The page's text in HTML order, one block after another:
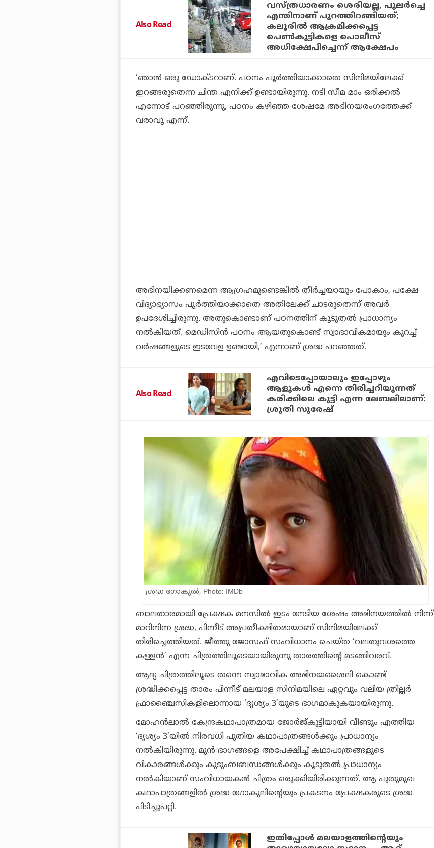
Also Read
വസ്ത്രധാരണം ശെരിയല്ല, പുലര്‍ച്ചെ
എന്തിനാണ് പുറത്തിറങ്ങിയത്;
കലൂരില്‍ ആക്രമിക്കപ്പെട്ട
പെണ്‍കുട്ടികളെ പൊലീസ്
അധിക്ഷേപിച്ചെന്ന് ആക്ഷേപം
‘ഞാൻ ഒരു ഡോക്ടറാണ്. പഠനം പൂർത്തിയാക്കാതെ സിനിമയിലേക്ക്
ഇറങ്ങരുതെന്ന ചിന്ത എനിക്ക് ഉണ്ടായിരുന്നു. നടി സീമ മാം ഒരിക്കൽ
എന്നോട് പറഞ്ഞിരുന്നു, പഠനം കഴിഞ്ഞ ശേഷമേ അഭിനയരംഗത്തേക്ക്
വരാവൂ എന്ന്.
അഭിനയിക്കണമെന്ന ആഗ്രഹമുണ്ടെങ്കിൽ തീർച്ചയായും പോകാം, പക്ഷേ
വിദ്യാഭ്യാസം പൂർത്തിയാക്കാതെ അതിലേക്ക് ചാടരുതെന്ന് അവർ
ഉപദേശിച്ചിരുന്നു. അതുകൊണ്ടാണ് പഠനത്തിന് കൂടുതൽ പ്രാധാന്യം
നൽകിയത്. മെഡിസിൻ പഠനം ആയതുകൊണ്ട് സ്വാഭാവികമായും കുറച്ച്
വർഷങ്ങളുടെ ഇടവേള ഉണ്ടായി,’ എന്നാണ് ശ്രദ്ധ പറഞ്ഞത്.
Also Read
എവിടെപ്പോയാലും ഇപ്പോഴും
ആളുകൾ എന്നെ തിരിച്ചറിയുന്നത്
കരിക്കിലെ കുട്ടി എന്ന ലേബലിലാണ്:
ശ്രുതി സുരേഷ്
ശ്രദ്ധ ഗോകുൽ, Photo: IMDb
ബാലതാരമായി പ്രേക്ഷക മനസിൽ ഇടം നേടിയ ശേഷം അഭിനയത്തിൽ നിന്ന്
മാറിനിന്ന ശ്രദ്ധ, പിന്നീട് അപ്രതീക്ഷിതമായാണ് സിനിമയിലേക്ക്
തിരിച്ചെത്തിയത്. ജീത്തു ജോസഫ് സംവിധാനം ചെയ്ത ‘വലതുവശത്തെ
കള്ളൻ’ എന്ന ചിത്രത്തിലൂടെയായിരുന്നു താരത്തിന്റെ മടങ്ങിവരവ്.
ആദ്യ ചിത്രത്തിലൂടെ തന്നെ സ്വാഭാവിക അഭിനയശൈലി കൊണ്ട്
ശ്രദ്ധിക്കപ്പെട്ട താരം പിന്നീട് മലയാള സിനിമയിലെ ഏറ്റവും വലിയ ത്രില്ലർ
ഫ്രാഞ്ചൈസികളിലൊന്നായ ‘ദൃശ്യം 3’യുടെ ഭാഗമാകുകയായിരുന്നു.
മോഹൻലാൽ കേന്ദ്രകഥാപാത്രമായ ജോർജ്‌കുട്ടിയായി വീണ്ടും എത്തിയ
‘ദൃശ്യം 3’യിൽ നിരവധി പുതിയ കഥാപാത്രങ്ങൾക്കും പ്രാധാന്യം
നൽകിയിരുന്നു. മുൻ ഭാഗങ്ങളെ അപേക്ഷിച്ച് കഥാപാത്രങ്ങളുടെ
വികാരങ്ങൾക്കും കുടുംബബന്ധങ്ങൾക്കും കൂടുതൽ പ്രാധാന്യം
നൽകിയാണ് സംവിധായകൻ ചിത്രം ഒരുക്കിയിരിക്കുന്നത്. ആ പുതുമുഖ
കഥാപാത്രങ്ങളിൽ ശ്രദ്ധ ഗോകുലിന്റെയും പ്രകടനം പ്രേക്ഷകരുടെ ശ്രദ്ധ
പിടിച്ചുപറ്റി.
ഇതിപ്പോള്‍ മലയാളത്തിന്റെയും